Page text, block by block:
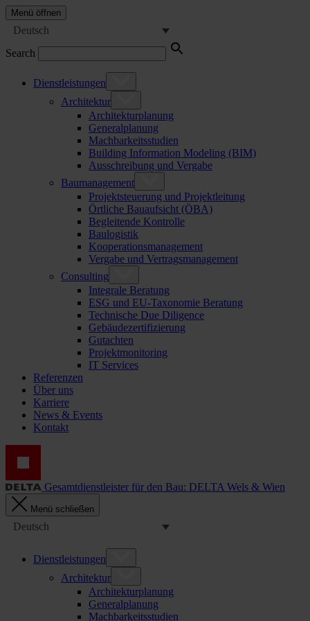
Menü öffnen
Deutsch
Search
Dienstleistungen
Architektur
Architekturplanung
Generalplanung
Machbarkeitsstudien
Building Information Modeling (BIM)
Ausschreibung und Vergabe
Baumanagement
Projektsteuerung und Projektleitung
Örtliche Bauaufsicht (ÖBA)
Begleitende Kontrolle
Baulogistik
Kooperationsmanagement
Vergabe und Vertragsmanagement
Consulting
Integrale Beratung
ESG und EU-Taxonomie Beratung
Technische Due Diligence
Gebäudezertifizierung
Gutachten
Projektmonitoring
IT Services
Referenzen
Über uns
Karriere
News & Events
Kontakt
Gesamtdienstleister für den Bau: DELTA Wels & Wien
Menü schließen
Deutsch
Dienstleistungen
Architektur
Architekturplanung
Generalplanung
Machbarkeitsstudien